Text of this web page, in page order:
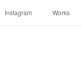
Instagram Works